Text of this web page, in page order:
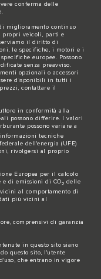
conferma delle
miglioramento continuo
propri veicoli, parti e
il diritto di
le specifiche, i motori e i
europee. Possono
senza preavviso.
opzionali o accessori
disponibili in tutti i
contattare il
in conformità alla
possono differire. I valori
possono variare a
tecniche
dell'energia (UFE)
rivolgersi al proprio
Europea per il calcolo
di emissioni di CO2 delle
al comportamento di
più vicini al
comprensivi di garanzia
in questo sito siano
questo sito, l'utente
che entrano in vigore